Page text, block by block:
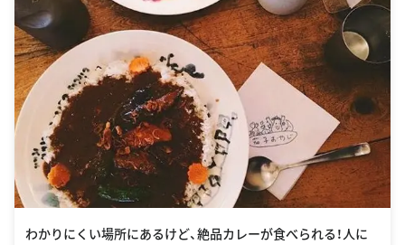
わかりにくい場所にあるけど、絶品カレーが食べられる！人に